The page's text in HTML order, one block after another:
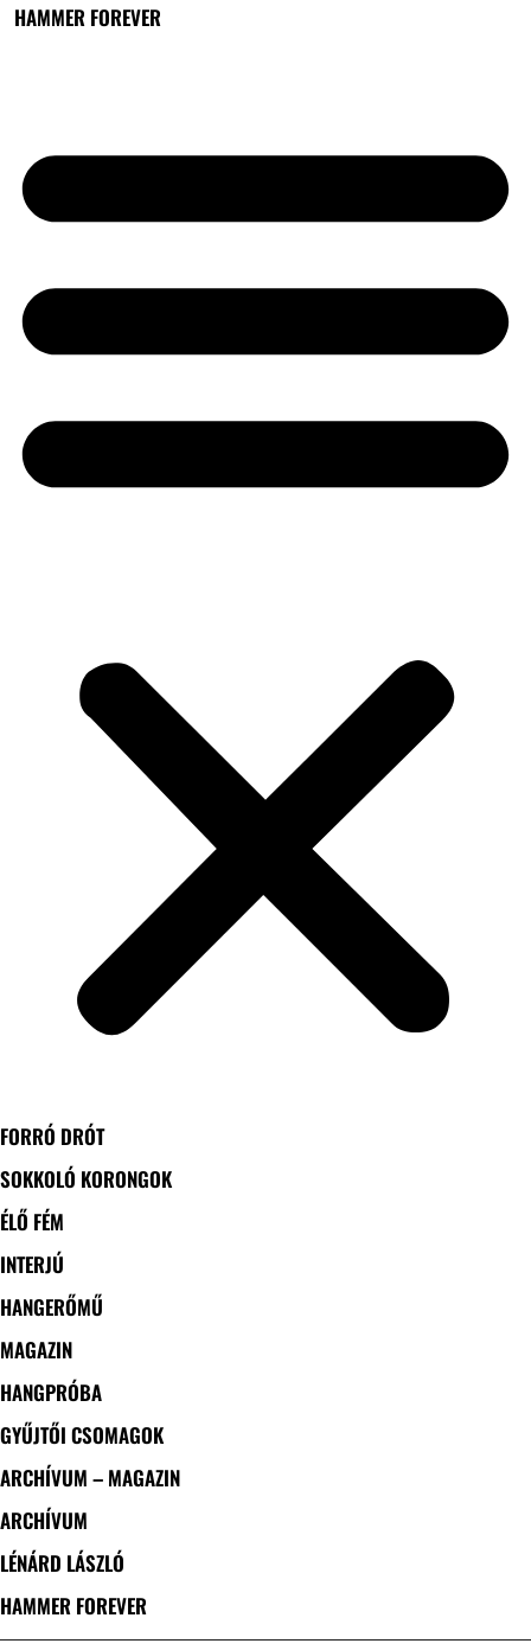
HAMMER FOREVER
FORRÓ DRÓT
SOKKOLÓ KORONGOK
ÉLŐ FÉM
INTERJÚ
HANGERŐMŰ
MAGAZIN
HANGPRÓBA
GYŰJTŐI CSOMAGOK
ARCHÍVUM – MAGAZIN
ARCHÍVUM
LÉNÁRD LÁSZLÓ
HAMMER FOREVER